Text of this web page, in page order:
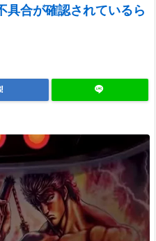
具合が確認されているら